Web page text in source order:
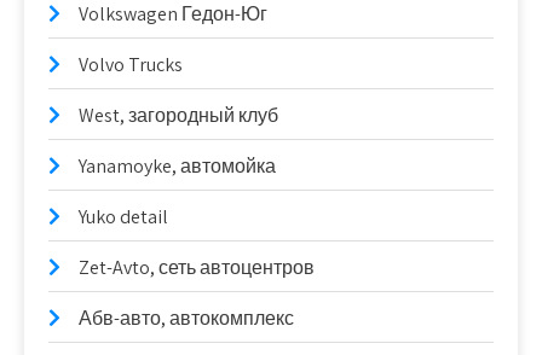
Volkswagen Гедон-Юг
Volvo Trucks
West, загородный клуб
Yanamoyke, автомойка
Yuko detail
Zet-Avto, сеть автоцентров
Абв-авто, автокомплекс